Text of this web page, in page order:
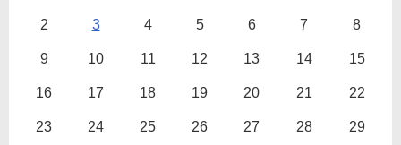
2 3 4 5 6 7 8
9 10 11 12 13 14 15
16 17 18 19 20 21 22
23 24 25 26 27 28 29